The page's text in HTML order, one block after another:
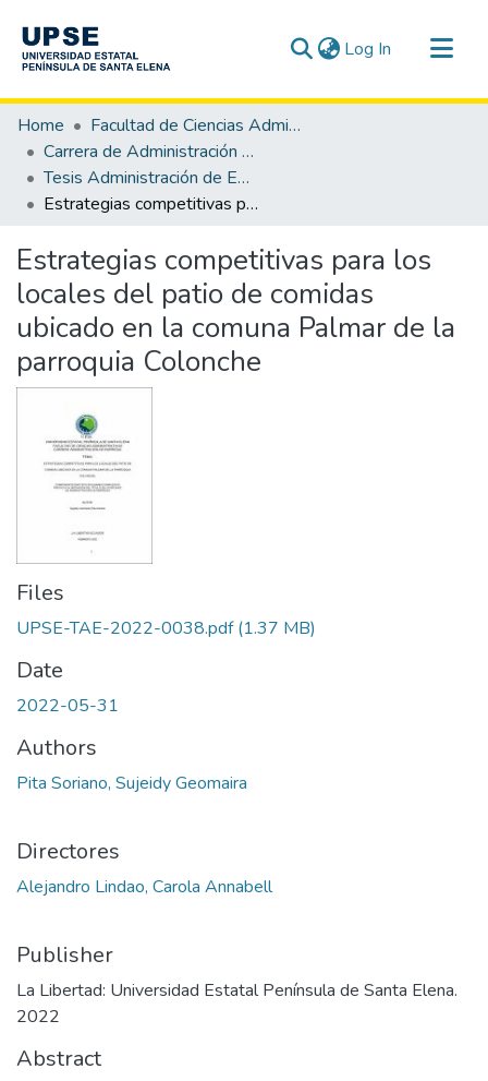
Log In (current)
Communities & Collections
All of DSpace
Statistics
Home
Facultad de Ciencias Administrativas
Carrera de Administración de Empresas
Tesis Administración de Empresas
Estrategias competitivas para los locales del patio de comidas ubicado en la comuna Palmar de la parroquia Colonche
Estrategias competitivas para los
locales del patio de comidas
ubicado en la comuna Palmar de la
parroquia Colonche
Files
UPSE-TAE-2022-0038.pdf(1.37 MB)
Date
2022-05-31
Authors
Pita Soriano, Sujeidy Geomaira
Directores
Alejandro Lindao, Carola Annabell
Publisher
La Libertad: Universidad Estatal Península de Santa Elena.
2022
Abstract